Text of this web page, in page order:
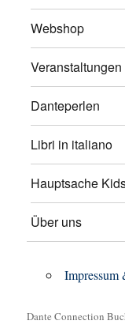
Webshop
Veranstaltungen
Danteperlen
Libri in italiano
Hauptsache
Über uns
Impressum
Dante Connection